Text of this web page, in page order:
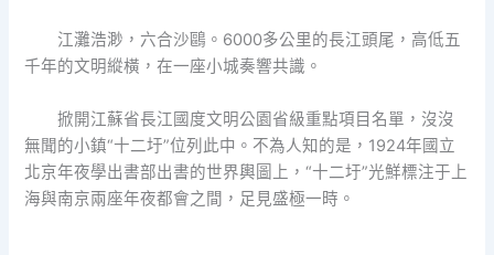
江灘浩渺，六合沙鷗。6000多公里的長江頭尾，高低五
千年的文明縱橫，在一座小城奏響共識。
掀開江蘇省長江國度文明公園省級重點項目名單，沒沒
無聞的小鎮“十二圩”位列此中。不為人知的是，1924年國立
北京年夜學出書部出書的世界輿圖上，“十二圩”光鮮標注于上
海與南京兩座年夜都會之間，足見盛極一時。